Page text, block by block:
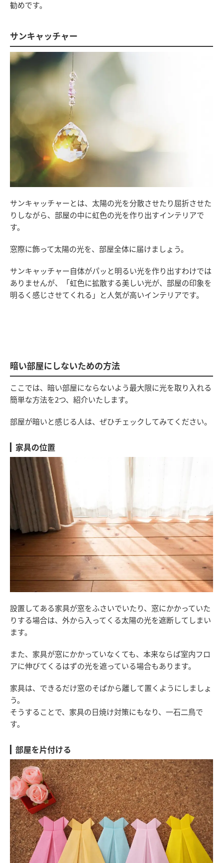
勧めです。
サンキャッチャー
サンキャッチャーとは、太陽の光を分散させたり屈折させた
りしながら、部屋の中に虹色の光を作り出すインテリアで
す。
窓際に飾って太陽の光を、部屋全体に届けましょう。
サンキャッチャー自体がパッと明るい光を作り出すわけでは
ありませんが、「虹色に拡散する美しい光が、部屋の印象を
明るく感じさせてくれる」と人気が高いインテリアです。
暗い部屋にしないための方法
ここでは、暗い部屋にならないよう最大限に光を取り入れる
簡単な方法を2つ、紹介いたします。
部屋が暗いと感じる人は、ぜひチェックしてみてください。
家具の位置
設置してある家具が窓をふさいでいたり、窓にかかっていた
りする場合は、外から入ってくる太陽の光を遮断してしまい
ます。
また、家具が窓にかかっていなくても、本来ならば室内フロ
アに伸びてくるはずの光を遮っている場合もあります。
家具は、できるだけ窓のそばから離して置くようにしましょ
う。
そうすることで、家具の日焼け対策にもなり、一石二鳥で
す。
部屋を片付ける